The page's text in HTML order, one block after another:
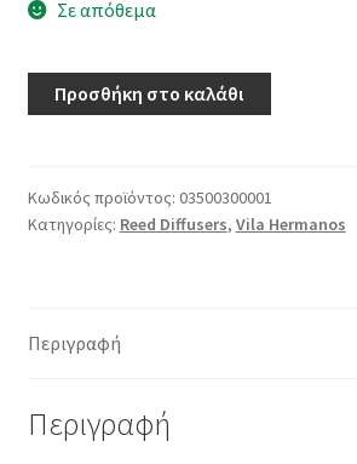
Σε απόθεμα
Προσθήκη στο καλάθι
Κωδικός προϊόντος: 03500300001
Κατηγορίες: Reed Diffusers, Vila Hermanos
Περιγραφή
Περιγραφή